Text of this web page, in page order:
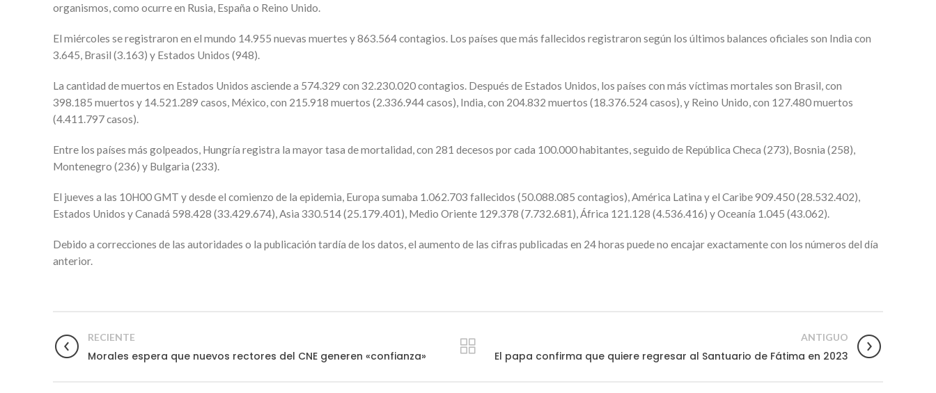
organismos, como ocurre en Rusia, España o Reino Unido.
El miércoles se registraron en el mundo 14.955 nuevas muertes y 863.564 contagios. Los países que más fallecidos registraron según los últimos balances oficiales son India con
3.645, Brasil (3.163) y Estados Unidos (948).
La cantidad de muertos en Estados Unidos asciende a 574.329 con 32.230.020 contagios. Después de Estados Unidos, los países con más víctimas mortales son Brasil, con
398.185 muertos y 14.521.289 casos, México, con 215.918 muertos (2.336.944 casos), India, con 204.832 muertos (18.376.524 casos), y Reino Unido, con 127.480 muertos
(4.411.797 casos).
Entre los países más golpeados, Hungría registra la mayor tasa de mortalidad, con 281 decesos por cada 100.000 habitantes, seguido de República Checa (273), Bosnia (258),
Montenegro (236) y Bulgaria (233).
El jueves a las 10H00 GMT y desde el comienzo de la epidemia, Europa sumaba 1.062.703 fallecidos (50.088.085 contagios), América Latina y el Caribe 909.450 (28.532.402),
Estados Unidos y Canadá 598.428 (33.429.674), Asia 330.514 (25.179.401), Medio Oriente 129.378 (7.732.681), África 121.128 (4.536.416) y Oceanía 1.045 (43.062).
Debido a correcciones de las autoridades o la publicación tardía de los datos, el aumento de las cifras publicadas en 24 horas puede no encajar exactamente con los números del día
anterior.
RECIENTE
Morales espera que nuevos rectores del CNE generen «confianza»
ANTIGUO
El papa confirma que quiere regresar al Santuario de Fátima en 2023